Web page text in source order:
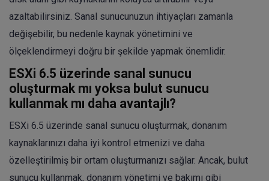
azaltabilirsiniz. Sanal sunucunuzun ihtiyaçları zamanla
değişebilir, bu nedenle kaynak yönetimini ve
ölçeklendirmeyi doğru bir şekilde yapmak önemlidir.
ESXi 6.5 üzerinde sanal sunucu
oluşturmak mı yoksa bulut sunucu
kullanmak mı daha avantajlı?
ESXi 6.5 üzerinde sanal sunucu oluşturmak, donanım
kaynaklarınızı daha iyi kontrol etmenizi ve daha
özelleştirilmiş bir ortam oluşturmanızı sağlar. Ancak, bulut
sunucu kullanmak, donanım yönetimi ve bakımı gibi